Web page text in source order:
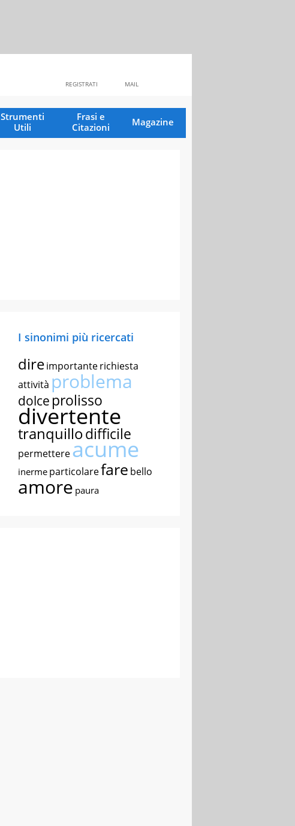
MAIL
REGISTRATI
Strumenti
Utili
Frasi e
Citazioni
Magazine
I sinonimi più ricercati
direimportanterichiesta
attività problema
dolce prolisso
divertente
tranquillodifficile
permettereacume
inerme particolarefare bello
amore paura